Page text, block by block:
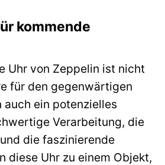
kommende
Uhr von Zeppelin ist nicht
für den gegenwärtigen
auch ein potenzielles
Verarbeitung, die
die faszinierende
diese Uhr zu einem Objekt,